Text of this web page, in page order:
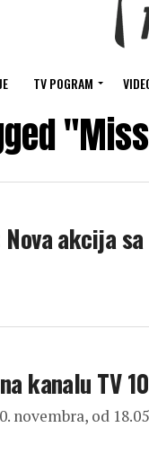
TV POGRAM
Nova akcija
na kanalu TV
novembra, od 18.05